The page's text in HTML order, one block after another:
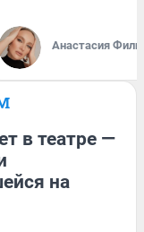
Анастасия
в театре —
на